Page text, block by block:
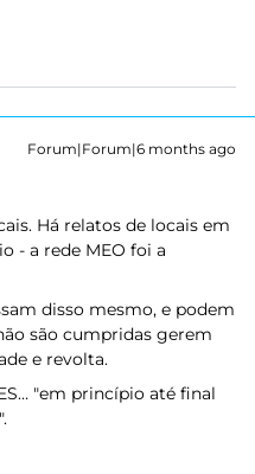
Forum|Forum|6 months ago
Há relatos de locais em
- a rede MEO foi a
disso mesmo, e podem
são cumpridas gerem
e revolta.
"em princípio até final